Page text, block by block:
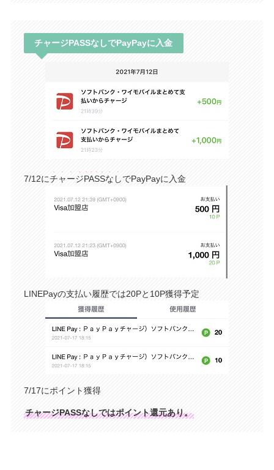
チャージPASSなしでPayPayに入金
7/12にチャージPASSなしでPayPayに入金
LINEPayの支払い履歴では20Pと10P獲得予定
7/17にポイント獲得
チャージPASSなしではポイント還元あり。